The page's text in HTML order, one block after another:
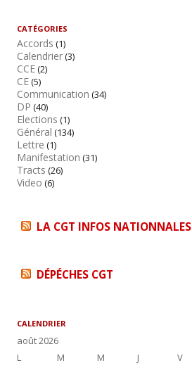
h
e
r
c
h
e
r
:
CATÉGORIES
Accords (1)
Calendrier(3)
CCE(2)
CE(5)
Communication (34)
DP (40)
Elections (1)
Général (134)
Lettre (1)
Manifestation (31)
Tracts (26)
Video (6)
LA CGT INFOS NATIONNALES
DÉPÉCHES CGT
CALENDRIER
août 2026
L
M M J V